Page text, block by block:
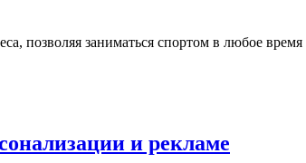
позволяя заниматься спортом в любое
и рекламе